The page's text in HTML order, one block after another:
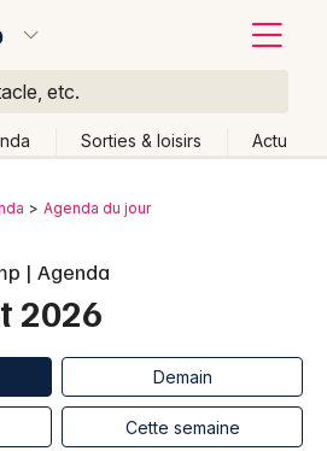
etc.
Sorties & loisirs Actu
Agenda du jour
| Agenda
2026
Demain
Cette semaine
Près de moi
Ce week-end Autre